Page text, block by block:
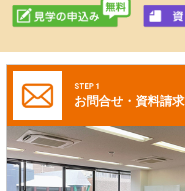
STEP 1
お問合せ・資料請求